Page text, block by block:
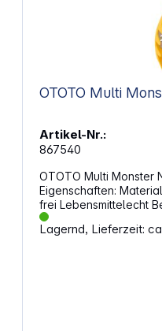
Artikel-Nr.:
867540
OTOTO Multi Monster
Eigenschaften: Material: Kunststoff / Edelstahl BPA-
frei Lebensmittelecht Beständig gegen kochendes
Lagernd, Lieferzeit: